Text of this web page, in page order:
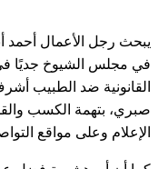
يبحث رجل الأعمال أحمد
في مجلس الشيوخ جديًا في
القانونية ضد الطبيب
صبري، بتهمة الكسب
الإعلام وعلى مواقع